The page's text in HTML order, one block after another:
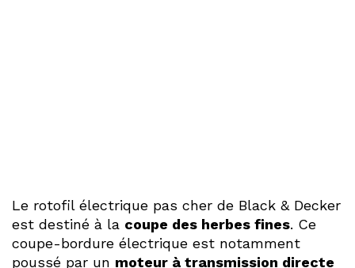
Le rotofil électrique pas cher de Black & Decker
est destiné à la coupe des herbes fines. Ce
coupe-bordure électrique est notamment
poussé par un moteur à transmission directe